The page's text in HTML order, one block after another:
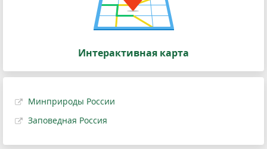
Интерактивная карта
Минприроды России
Заповедная Россия